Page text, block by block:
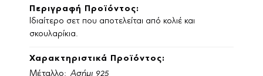
Περιγραφή Προϊόντος:
Ιδιαίτερο σετ που αποτελείται από κολιέ και
σκουλαρίκια.
Χαρακτηριστικά Προϊόντος:
Μέταλλο: Ασήμι 925